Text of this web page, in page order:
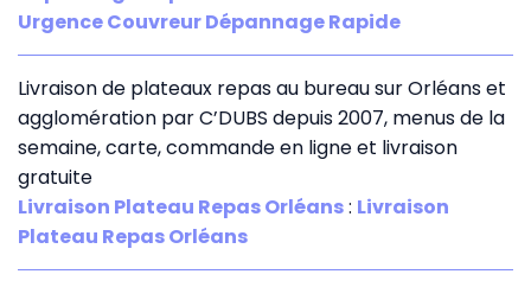
Urgence Couvreur Dépannage Rapide
Livraison de plateaux repas au bureau sur Orléans et
agglomération par C’DUBS depuis 2007, menus de la
semaine, carte, commande en ligne et livraison
gratuite
Livraison Plateau Repas Orléans: Livraison
Plateau Repas Orléans